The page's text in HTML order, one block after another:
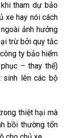
khitham dự bảo
xe hay nói cách
ảnh hưởng
trừbởi quy tắc
ty bảo hiểm
– thay thế)
sinh lên các bộ
thiệt hại mà
bồi thường tổn